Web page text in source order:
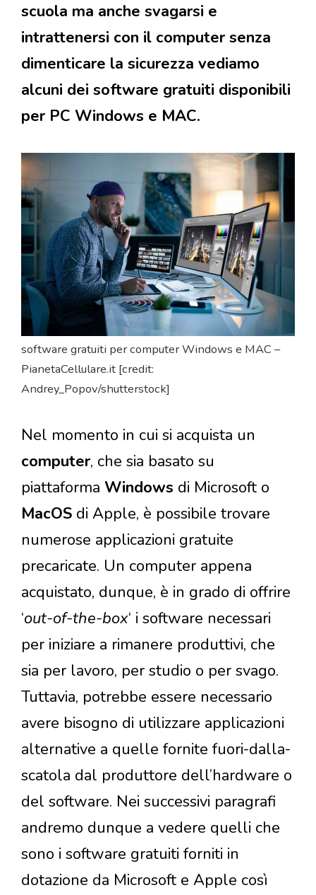
scuola ma anche svagarsi e
intrattenersi con il computer senza
dimenticare la sicurezza vediamo
alcuni dei software gratuiti disponibili
per PC Windows e MAC.
software gratuiti per computer Windows e MAC –
PianetaCellulare.it [credit:
Andrey_Popov/shutterstock]
Nel momento in cui si acquista un
computer, che sia basato su
piattaforma Windows di Microsoft o
MacOS di Apple, è possibile trovare
numerose applicazioni gratuite
precaricate. Un computer appena
acquistato, dunque, è in grado di offrire
‘out-of-the-box‘ i software necessari
per iniziare a rimanere produttivi, che
sia per lavoro, per studio o per svago.
Tuttavia, potrebbe essere necessario
avere bisogno di utilizzare applicazioni
alternative a quelle fornite fuori-dalla-
scatola dal produttore dell’hardware o
del software. Nei successivi paragrafi
andremo dunque a vedere quelli che
sono i software gratuiti forniti in
dotazione da Microsoft e Apple così